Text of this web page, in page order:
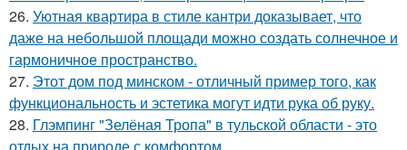
26. Уютная квартира в стиле кантри доказывает, что
даже на небольшой площади можно создать солнечное и
гармоничное пространство.
27. Этот дом под минском - отличный пример того, как
функциональность и эстетика могут идти рука об руку.
28. Глэмпинг "Зелёная Тропа" в тульской области - это